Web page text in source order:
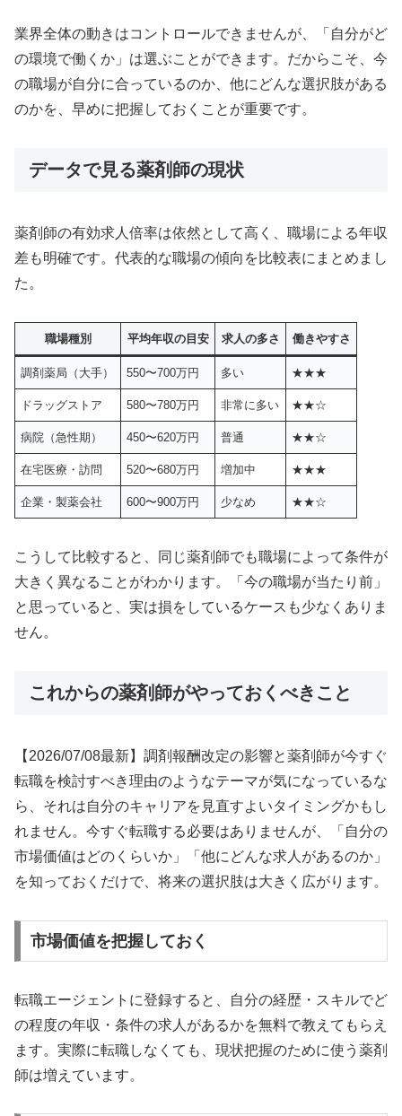
業界全体の動きはコントロールできませんが、「自分がど
の環境で働くか」は選ぶことができます。だからこそ、今
の職場が自分に合っているのか、他にどんな選択肢がある
のかを、早めに把握しておくことが重要です。
データで見る薬剤師の現状
薬剤師の有効求人倍率は依然として高く、職場による年収
差も明確です。代表的な職場の傾向を比較表にまとめまし
た。
職場種別 平均年収の目安 求人の多さ 働きやすさ
調剤薬局（大手） 550〜700万円 多い ★★★
ドラッグストア 580〜780万円 非常に多い ★★☆
病院（急性期） 450〜620万円 普通 ★★☆
在宅医療・訪問 520〜680万円 増加中 ★★★
企業・製薬会社 600〜900万円 少なめ ★★☆
こうして比較すると、同じ薬剤師でも職場によって条件が
大きく異なることがわかります。「今の職場が当たり前」
と思っていると、実は損をしているケースも少なくありま
せん。
これからの薬剤師がやっておくべきこと
【2026/07/08最新】調剤報酬改定の影響と薬剤師が今すぐ
転職を検討すべき理由のようなテーマが気になっているな
ら、それは自分のキャリアを見直すよいタイミングかもし
れません。今すぐ転職する必要はありませんが、「自分の
市場価値はどのくらいか」「他にどんな求人があるのか」
を知っておくだけで、将来の選択肢は大きく広がります。
市場価値を把握しておく
転職エージェントに登録すると、自分の経歴・スキルでど
の程度の年収・条件の求人があるかを無料で教えてもらえ
ます。実際に転職しなくても、現状把握のために使う薬剤
師は増えています。